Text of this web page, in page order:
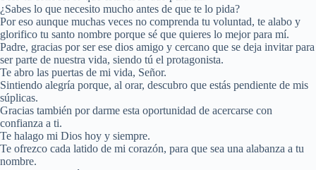
¿Sabes lo que necesito mucho antes de que te lo pida?
Por eso aunque muchas veces no comprenda tu voluntad, te alabo y
glorifico tu santo nombre porque sé que quieres lo mejor para mí.
Padre, gracias por ser ese dios amigo y cercano que se deja invitar para
ser parte de nuestra vida, siendo tú el protagonista.
Te abro las puertas de mi vida, Señor.
Sintiendo alegría porque, al orar, descubro que estás pendiente de mis
súplicas.
Gracias también por darme esta oportunidad de acercarse con
confianza a ti.
Te halago mi Dios hoy y siempre.
Te ofrezco cada latido de mi corazón, para que sea una alabanza a tu
nombre.